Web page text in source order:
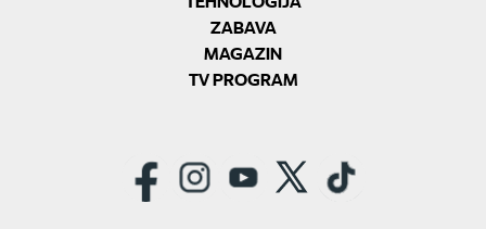
ZABAVA
MAGAZIN
TV PROGRAM